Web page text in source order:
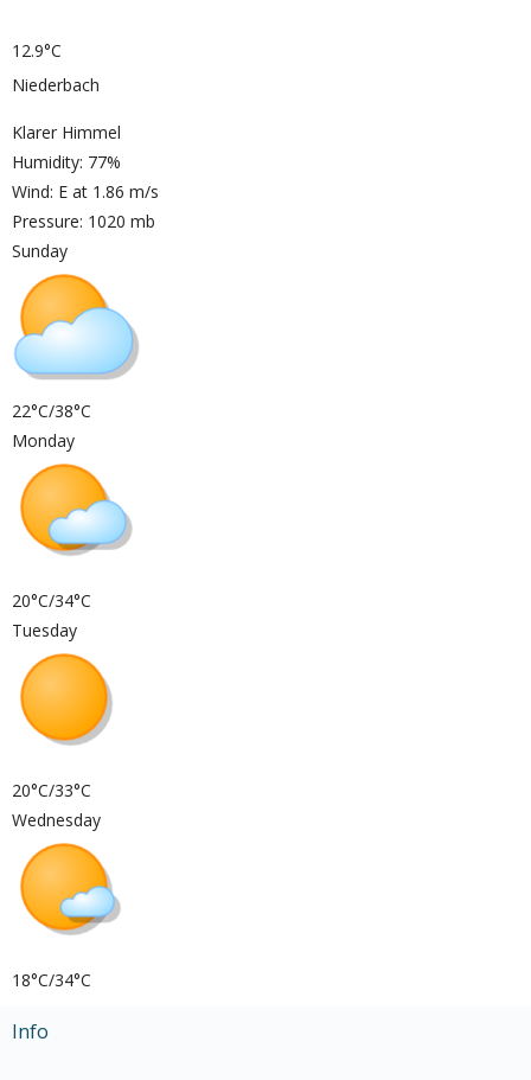
12.9°C
Niederbach
Klarer Himmel
Humidity: 77%
Wind: E at 1.86 m/s
Pressure: 1020 mb
Sunday
22°C/38°C
Monday
20°C/34°C
Tuesday
20°C/33°C
Wednesday
18°C/34°C
Info